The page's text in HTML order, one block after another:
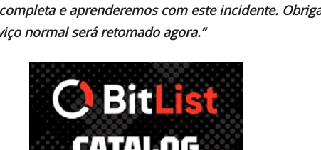
e aprenderemos com este incidente.
normal será retomado agora.”